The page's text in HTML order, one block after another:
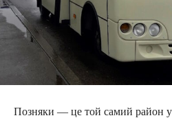
Позняки — це той самий район